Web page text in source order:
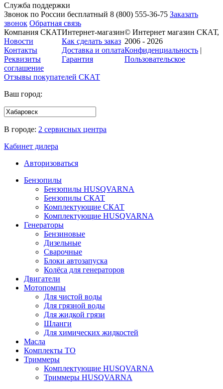
Служба поддержки
Звонок по России бесплатный 8 (800) 555-36-75 Заказать
звонок Обратная связь
Компания СКАТ
Новости
Контакты
Реквизиты
Интернет-магазин
Как сделать заказ
Доставка и оплата
Гарантия
© Интернет магазин СКАТ,
2006 - 2026
Конфиденциальность |
Пользовательское
соглашение
Отзывы покупателей СКАТ
Ваш город:
В городе: 2 сервисных центра
Кабинет дилера
Авторизоваться
Бензопилы
Бензопилы HUSQVARNA
Бензопилы СКАТ
Комплектующие СКАТ
Комплектующие HUSQVARNA
Генераторы
Бензиновые
Дизельные
Сварочные
Блоки автозапуска
Колёса для генераторов
Двигатели
Мотопомпы
Для чистой воды
Для грязной воды
Для жидкой грязи
Шланги
Для химических жидкостей
Масла
Комплекты ТО
Триммеры
Комплектующие HUSQVARNA
Триммеры HUSQVARNA